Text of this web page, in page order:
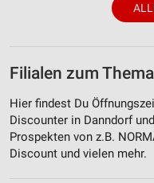
Filialen zum
Hier findest Du
Discounter in Danndorf
Prospekten von z.B.
Discount und vielen mehr.